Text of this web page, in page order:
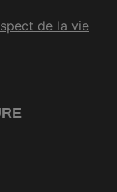
de la vie